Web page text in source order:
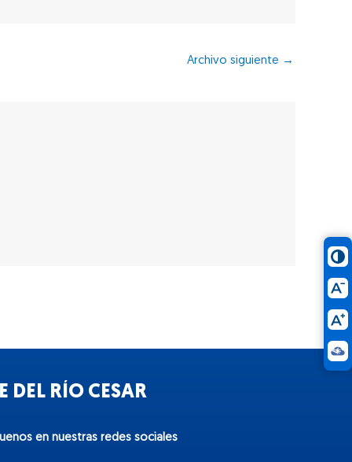
Archivo siguiente →
DEL RÍO CESAR
en nuestras redes sociales